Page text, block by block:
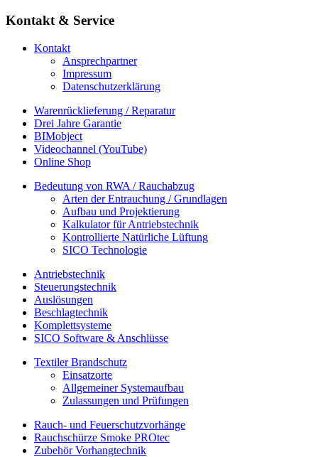
Kontakt & Service
Kontakt
Ansprechpartner
Impressum
Datenschutzerklärung
Warenrücklieferung / Reparatur
Drei Jahre Garantie
BIMobject
Videochannel (YouTube)
Online Shop
Bedeutung von RWA / Rauchabzug
Arten der Entrauchung / Grundlagen
Aufbau und Projektierung
Kalkulator für Antriebstechnik
Kontrollierte Natürliche Lüftung
SICO Technologie
Antriebstechnik
Steuerungstechnik
Auslösungen
Beschlagtechnik
Komplettsysteme
SICO Software & Anschlüsse
Textiler Brandschutz
Einsatzorte
Allgemeiner Systemaufbau
Zulassungen und Prüfungen
Rauch- und Feuerschutzvorhänge
Rauchschürze Smoke PROtec
Zubehör Vorhangtechnik